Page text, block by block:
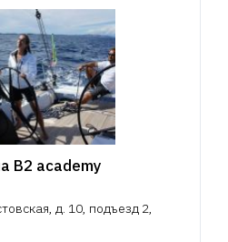
B2 academy
д. 10, подъезд 2,